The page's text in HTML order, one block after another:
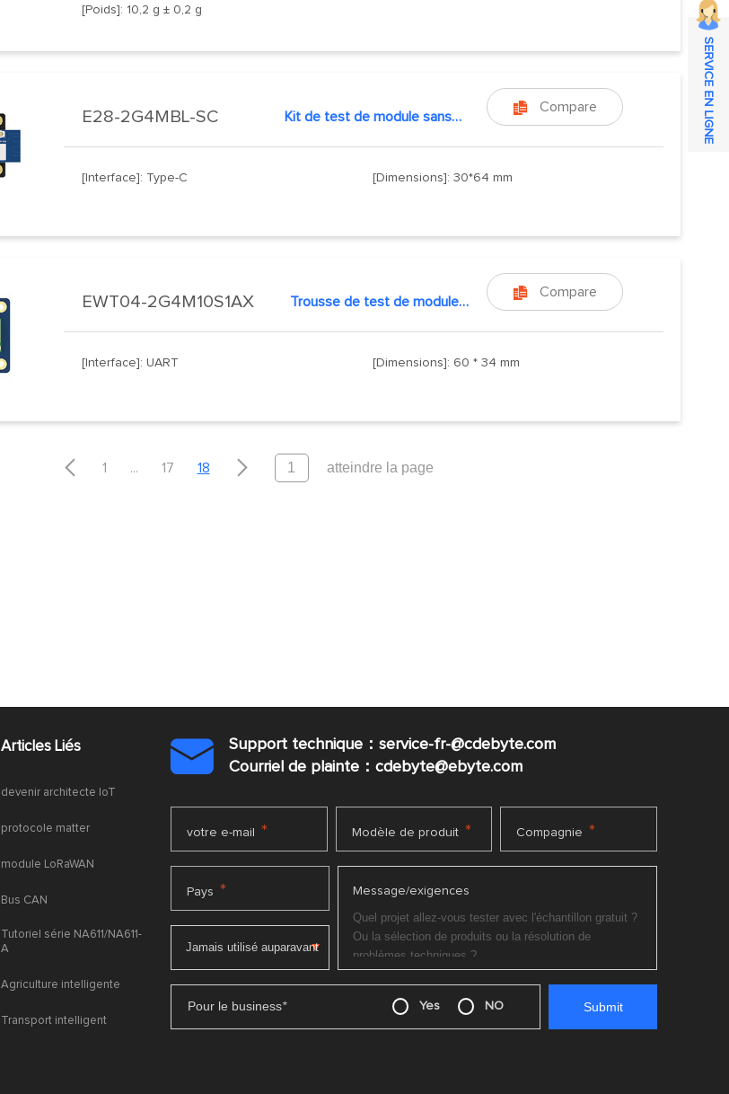
[Poids]: 10,2 g ± 0,2 g
 Compare
E28-2G4MBL-SC Kit de test de module sans fil
[Interface]: Type-C [Dimensions]: 30*64 mm
 Compare
EWT04-2G4M10S1AX Trousse de test de module sans fil
[Interface]: UART [Dimensions]: 60 * 34 mm
 1 ... 17 18 
Articles Liés
devenir architecte IoT
protocole matter
module LoRaWAN
Bus CAN
Tutoriel série NA611/NA611-
A
Agriculture intelligente
Transport intelligent

Support technique：service-fr-@cdebyte.com
Courriel de plainte：cdebyte@ebyte.com
votre e-mail * Modèle de produit * Compagnie *
Pays * Message/exigences
Pour le business* Yes NO
SERVICE EN LIGNE